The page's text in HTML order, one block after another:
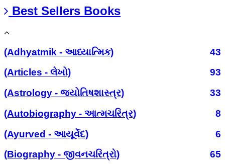
Best Sellers Books
(Adhyatmik - આધ્યાત્મિક)
43
(Articles - લેખો)
93
(Astrology - જ્યોતિષશાસ્ત્ર)
33
(Autobiography - આત્મચરિત્ર)
8
(Ayurved - આયૂર્વેદ)
6
(Biography - જીવનચરિત્રો)
65